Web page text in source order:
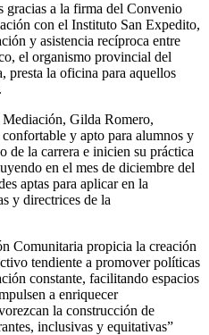
gracias a la firma del Convenio
con el Instituto San Expedito,
y asistencia recíproca entre
el organismo provincial del
presta la oficina para aquellos
Gilda Romero,
y apto para alumnos y
de la carrera e inicien su práctica
en el mes de diciembre del
aptas para aplicar en la
y directrices de la
Comunitaria propicia la creación
tendiente a promover políticas
constante, facilitando espacios
a enriquecer
la construcción de
inclusivas y equitativas”